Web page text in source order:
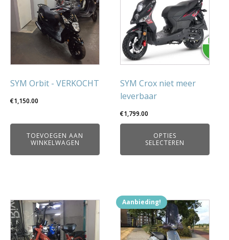
SYM Orbit - VERKOCHT
€1,150.00
TOEVOEGEN AAN
WINKELWAGEN
SYM Crox niet meer
leverbaar
€1,799.00
OPTIES
SELECTEREN
heeft
meerdere
variaties.
Deze
optie
gekozen
worden
op
de
productpagina
Aanbieding!